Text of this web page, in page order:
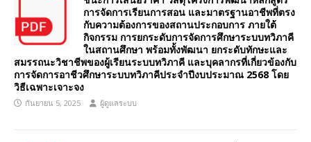
การจัดการเรียนการสอน และมาตรฐานอาชีพที่ตรง
กับความต้องการของสถานประกอบการ ภายใต้
กิจกรรม การยกระดับการจัดการศึกษาระบบทวิภาคี
ในสถานศึกษา พร้อมทั้งพัฒนา ยกระดับทักษะและ
สมรรถนะวิชาชีพของผู้เรียนระบบทวิภาคี และบุคลากรที่เกี่ยวข้องกับ
การจัดการอาชีวศึกษาระบบทวิภาคีประจําปีงบประมาณ 2568 โดย
วิธีเฉพาะเจาะจง
กันยายน 5, 2025 ผู้ดูแลระบบ